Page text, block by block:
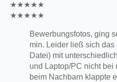
★★★★★
★★★★★
Bewerbungsfotos, ging
min. Leider ließ sich das
Datei) mit
und Laptop/PC nicht bei
beim Nachbarn klappte